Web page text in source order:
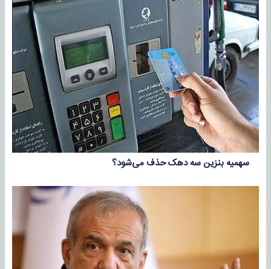
سهمیه بنزین سه دهک حذف می‌شود؟